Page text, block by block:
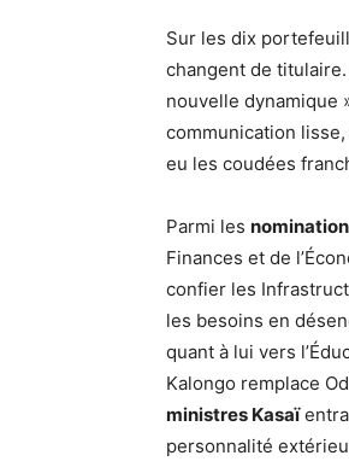
Sur les dix
changent de
nouvelle dynamique
communication
eu les coudées
Parmi les
Finances et de
confier les
les besoins en
quant à lui vers
Kalongo remplace
ministres Kasaï
personnalité